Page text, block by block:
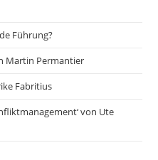
Führung?
Martin Permantier
Fabritius
von Ute